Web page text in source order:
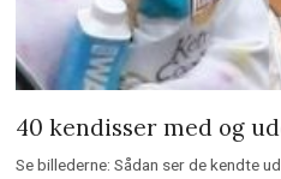
40 kendisser med og
Se billederne: Sådan ser de kendte